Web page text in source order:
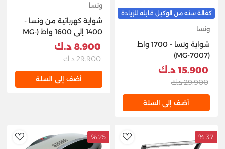
كفالة سنه من الوكيل قابله للزيادة
ونسا
شواية ونسا - 1700 واط
(MG-7007)
15.900 د.ك
29.900 د.ك
أضف إلى السلة
ونسا
شواية كهربائية من ونسا -
1400 إلى 1600 واط (MG-
7006)
8.900 د.ك
29.900 د.ك
أضف إلى السلة
AddToWishlist
37 %
25 %